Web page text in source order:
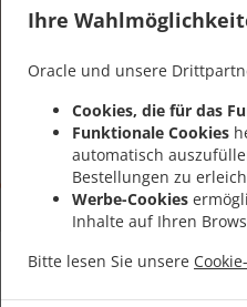
Ihre
Oracle und unsere
Cookies, die für das
Funktionale Cookies
automatisch
Bestellungen zu
Werbe-Cookies
Inhalte auf Ihren
Bitte lesen Sie unsere